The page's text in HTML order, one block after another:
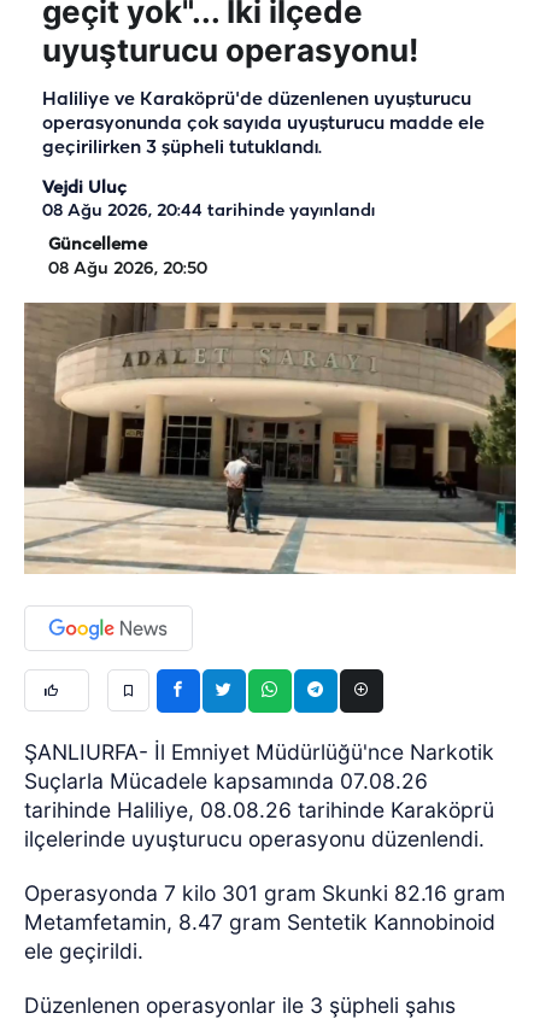
geçit yok"... İki ilçede
uyuşturucu operasyonu!
Haliliye ve Karaköprü'de düzenlenen uyuşturucu
operasyonunda çok sayıda uyuşturucu madde ele
geçirilirken 3 şüpheli tutuklandı.
Vejdi Uluç
08 Ağu 2026, 20:44 tarihinde yayınlandı
Güncelleme
08 Ağu 2026, 20:50
ŞANLIURFA- İl Emniyet Müdürlüğü'nce Narkotik
Suçlarla Mücadele kapsamında 07.08.26
tarihinde Haliliye, 08.08.26 tarihinde Karaköprü
ilçelerinde uyuşturucu operasyonu düzenlendi.
Operasyonda 7 kilo 301 gram Skunki 82.16 gram
Metamfetamin, 8.47 gram Sentetik Kannobinoid
ele geçirildi.
Düzenlenen operasyonlar ile 3 şüpheli şahıs